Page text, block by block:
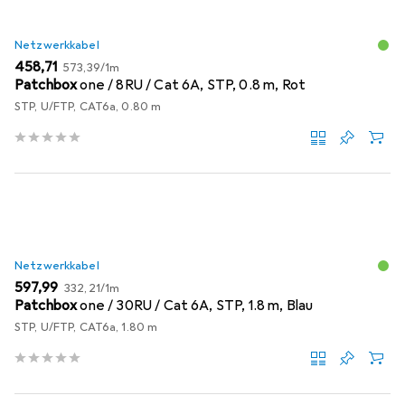
Netzwerkkabel
EUR
458,71 EUR
573,39/1m
Patchboxone / 8RU / Cat 6A, STP, 0.8 m, Rot
STP, U/FTP, CAT6a, 0.80 m
Netzwerkkabel
EUR
597,99 EUR
332,21/1m
Patchboxone / 30RU / Cat 6A, STP, 1.8 m, Blau
STP, U/FTP, CAT6a, 1.80 m